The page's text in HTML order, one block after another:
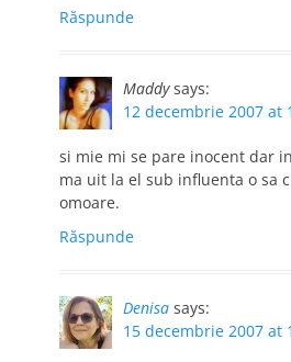
Răspunde
Maddy says:
12 decembrie 2007 at
si mie mi se pare inocent dar
ma uit la el sub influenta o sa
omoare.
Răspunde
Denisa says:
15 decembrie 2007 at